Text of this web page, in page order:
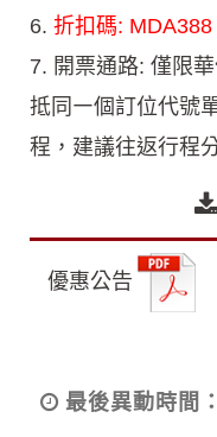
6. 折扣碼: MDA388
7. 開票通路: 僅限
抵同㇐個訂位代號
程，建議往返行程
優惠公告
最後異動時間：